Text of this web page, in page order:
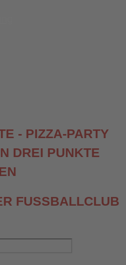
- PIZZA-PARTY
DREI PUNKTE
FUSSBALLCLUB E